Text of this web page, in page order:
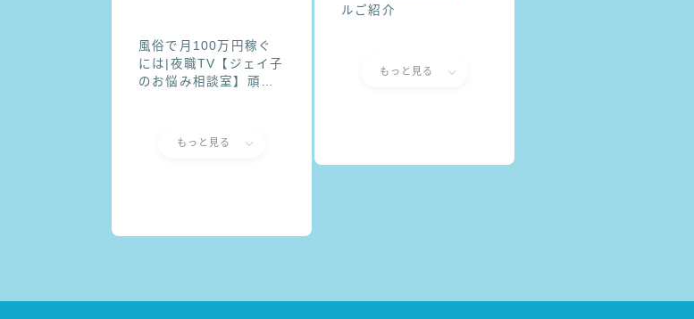
風俗で月100万円稼ぐ
には|夜職TV【ジェイ子
のお悩み相談室】頑張
に近づく方法風俗で月
もっと見る
ルご紹介
もっと見る